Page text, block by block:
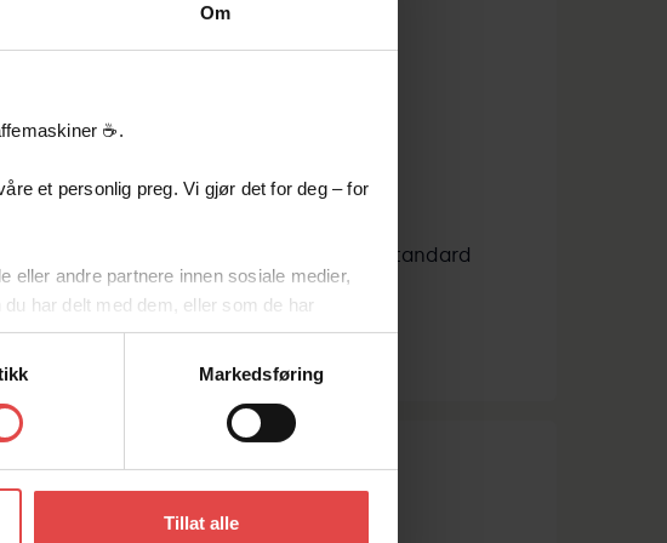
Om
☕️.
et personlig preg. Vi gjør det for deg – for
eller andre partnere innen sosiale medier,
har delt med dem, eller som de har
Markedsføring
Tillat alle
Piccolo Fusion
Fusion er designet for å supplere en standard
kjøkkenkran.